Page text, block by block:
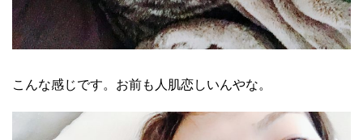
こんな感じです。お前も人肌恋しいんやな。